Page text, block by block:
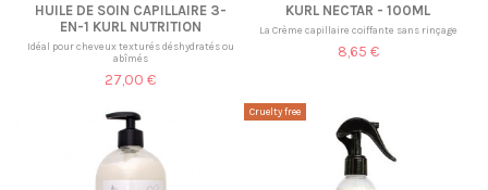
HUILE DE SOIN CAPILLAIRE 3-
EN-1 KURL NUTRITION
Idéal pour cheveux texturés déshydratés ou
abîmés
27,00 €
KURL NECTAR - 100ML
La Crème capillaire coiffante sans rinçage
8,65 €
Cruelty free